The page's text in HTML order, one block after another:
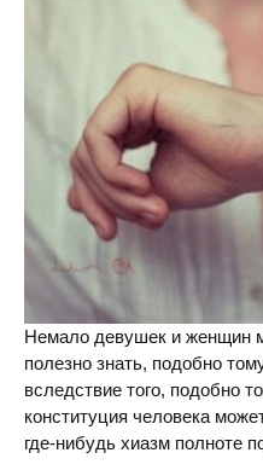
Немало девушек и женщин
полезно знать, подобно
вследствие того, подобно
конституция человека
где-нибудь хиазм полноте